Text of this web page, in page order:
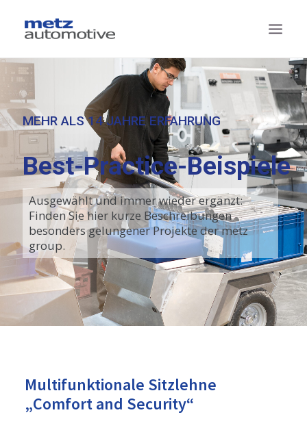
TECHNOLOGIEN
PRODUKTE
PROJEKTE
SUPPLY CHAIN MANAGEMENT
DAS SIND WIR
KONTAKT
MEHR ALS 14 JAHRE ERFAHRUNG
Best-Practice-Beispiele
Ausgewählt und immer wieder ergänzt:
Finden Sie hier kurze Beschreibungen
besonders gelungener Projekte der metz
group.
Multifunktionale Sitzlehne
„Comfort and Security“